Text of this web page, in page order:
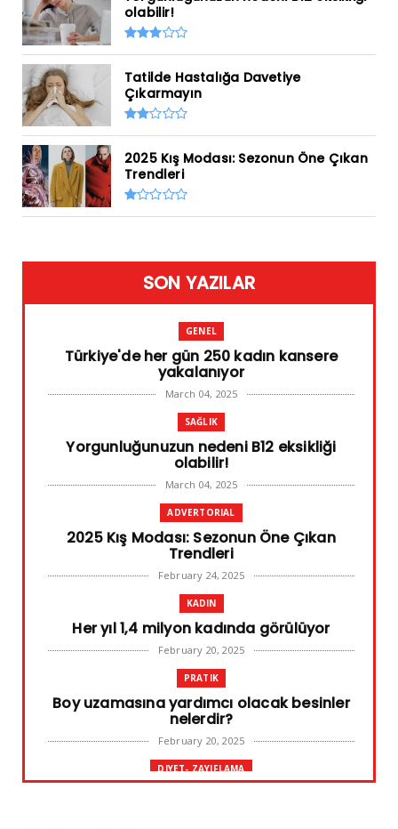
olabilir!
Tatilde Hastalığa Davetiye
Çıkarmayın
2025 Kış Modası: Sezonun Öne Çıkan
Trendleri
SON YAZILAR
GENEL
Türkiye'de her gün 250 kadın kansere
yakalanıyor
March 04, 2025
SAĞLIK
Yorgunluğunuzun nedeni B12 eksikliği
olabilir!
March 04, 2025
ADVERTORIAL
2025 Kış Modası: Sezonun Öne Çıkan
Trendleri
February 24, 2025
KADIN
Her yıl 1,4 milyon kadında görülüyor
February 20, 2025
PRATIK
Boy uzamasına yardımcı olacak besinler
nelerdir?
February 20, 2025
DIYET- ZAYIFLAMA